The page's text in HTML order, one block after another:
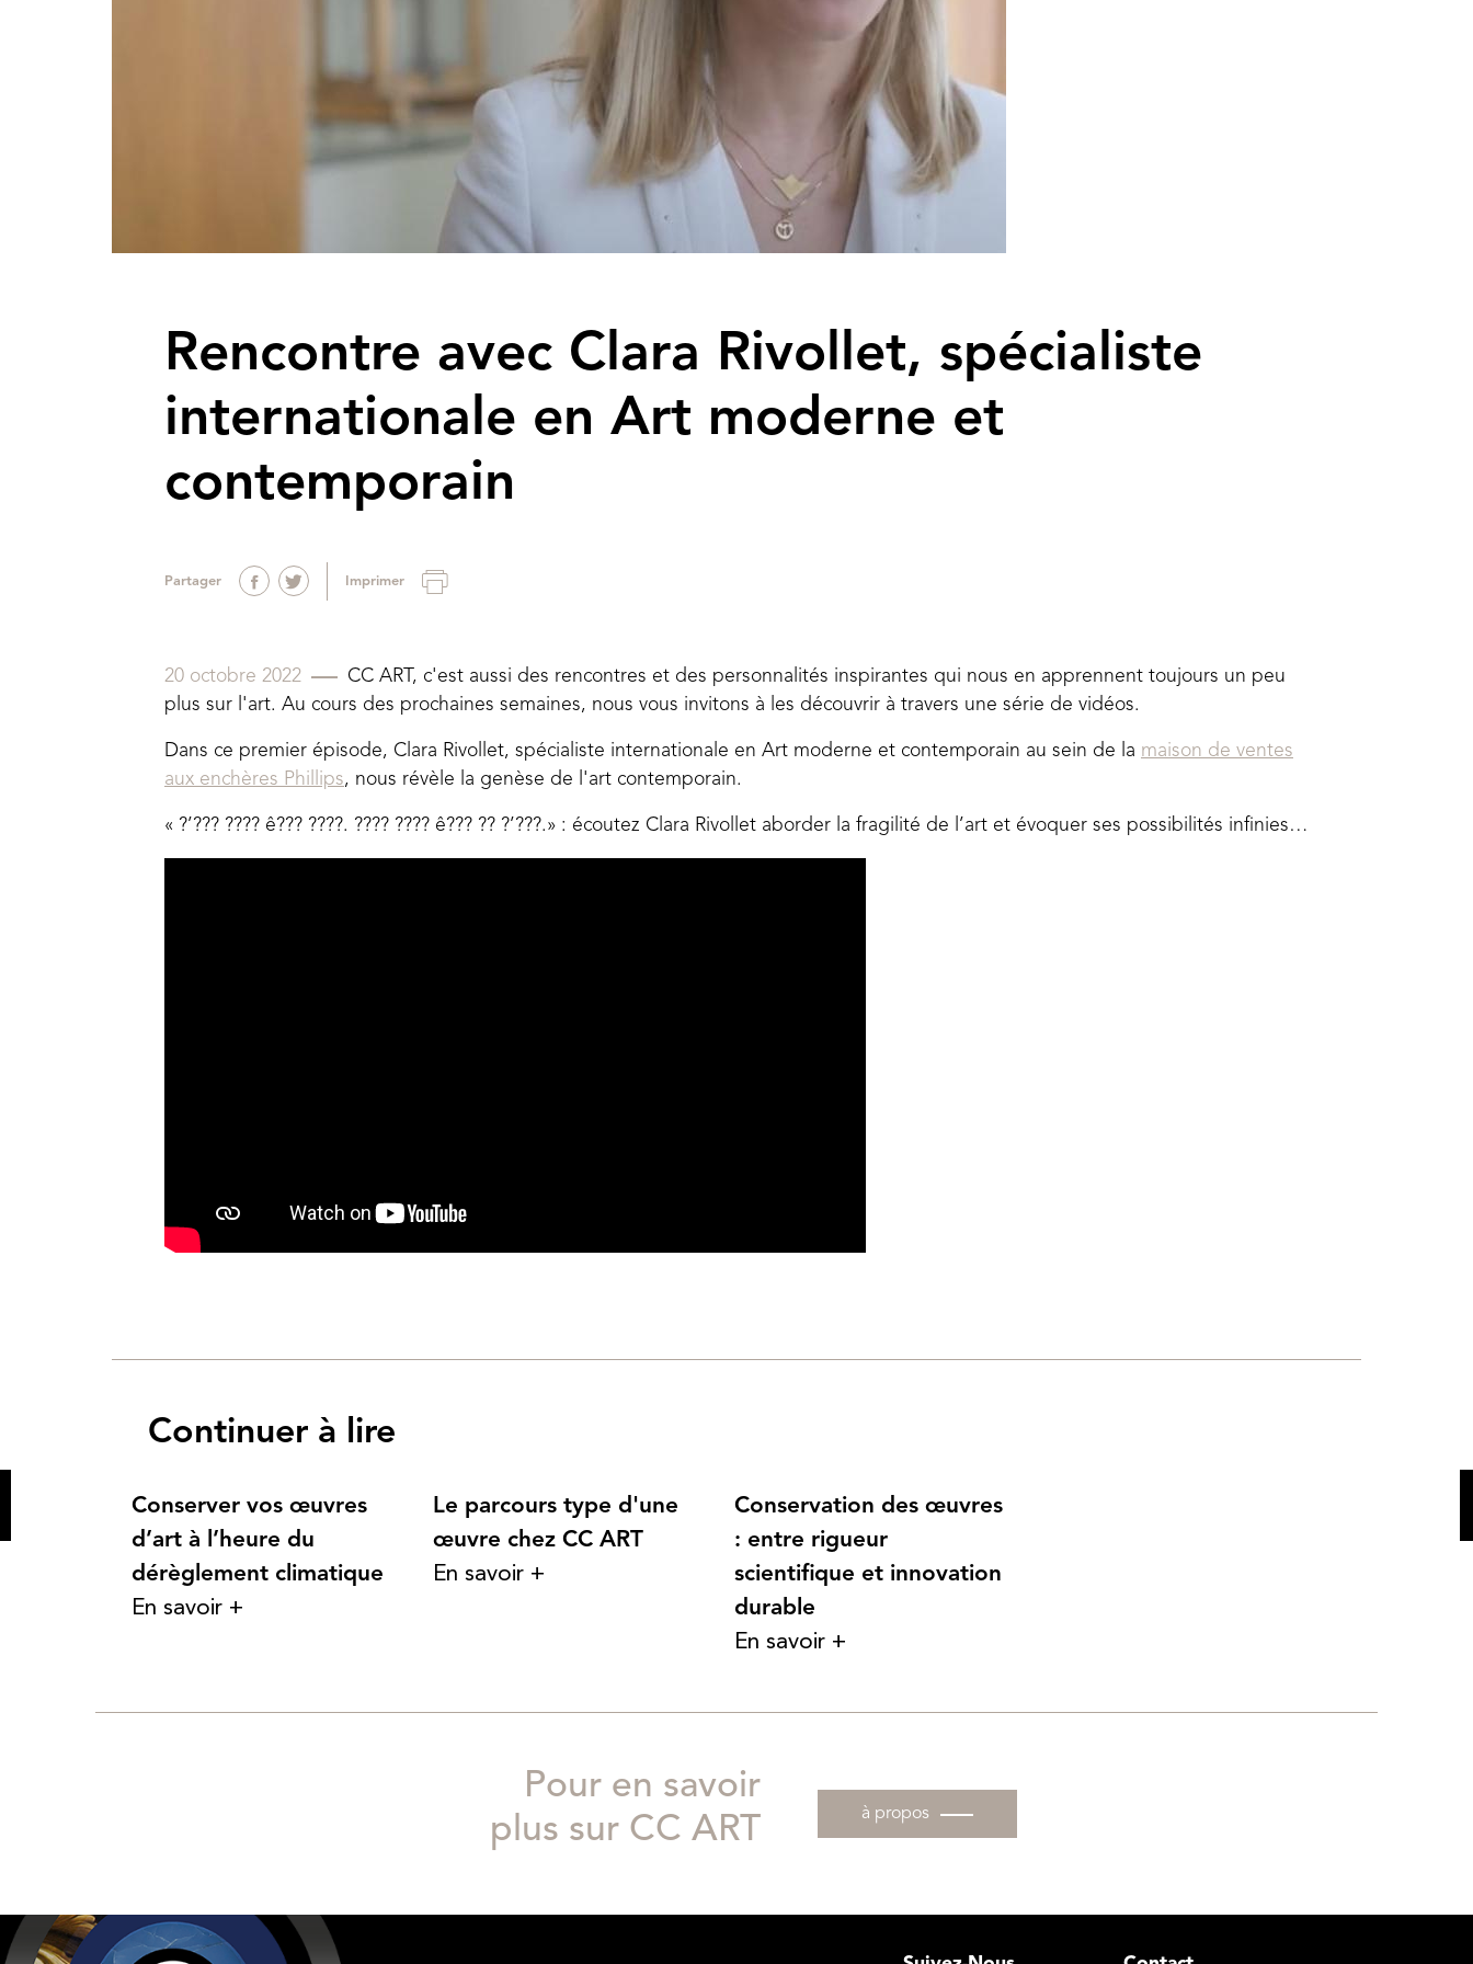
Rencontre avec Clara Rivollet, spécialiste
internationale en Art moderne et
contemporain
Partager Imprimer
20 octobre 2022
CC ART, c'est aussi des rencontres et des personnalités inspirantes qui nous en apprennent toujours un peu
plus sur l'art. Au cours des prochaines semaines, nous vous invitons à les découvrir à travers une série de vidéos.
Dans ce premier épisode, Clara Rivollet, spécialiste internationale en Art moderne et contemporain au sein de la maison de ventes
aux enchères Phillips, nous révèle la genèse de l'art contemporain.
« ?’??? ???? ê??? ????. ???? ???? ê??? ?? ?’???.» : écoutez Clara Rivollet aborder la fragilité de l’art et évoquer ses possibilités infinies…
Continuer à lire
Conserver vos œuvres
d’art à l’heure du
dérèglement climatique
En savoir +
Le parcours type d'une
œuvre chez CC ART
En savoir +
Conservation des œuvres
: entre rigueur
scientifique et innovation
durable
En savoir +
Pour en savoir
plus sur CC ART
à propos